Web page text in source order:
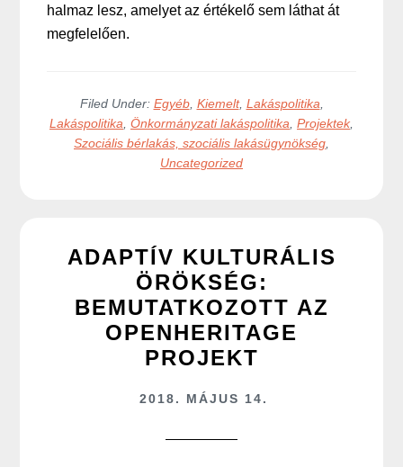
halmaz lesz, amelyet az értékelő sem láthat át
megfelelően.
Filed Under: Egyéb, Kiemelt, Lakáspolitika
Lakáspolitika Önkormányzati lakáspolitika Projektek,
Szociális bérlakás, szociális lakásügynökség
Uncategorized
ADAPTÍV KULTURÁLIS
ÖRÖKSÉG:
BEMUTATKOZOTT AZ
OPENHERITAGE
PROJEKT
2018. MÁJUS 14.